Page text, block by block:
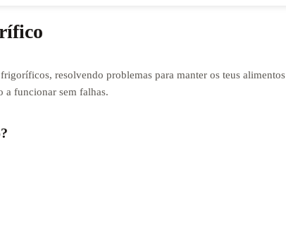
resolvendo problemas para manter os teus alimentos
a funcionar sem falhas.